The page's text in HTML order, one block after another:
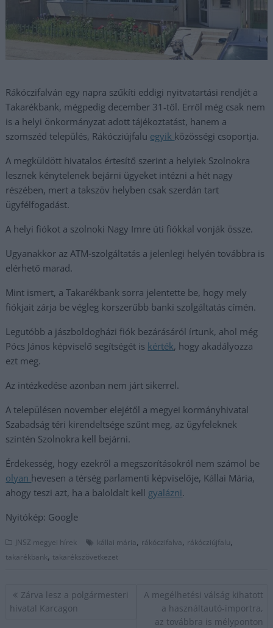
Rákóczifalván egy napra szűkíti eddigi nyitvatartási rendjét a
Takarékbank, mégpedig december 31-től. Erről még csak nem
is a helyi önkormányzat adott tájékoztatást, hanem a
szomszéd település, Rákócziújfalu egyik közösségi csoportja.
A megküldött hivatalos értesítő szerint a helyiek Szolnokra
lesznek kénytelenek bejárni ügyeket intézni a hét nagy
részében, mert a takszöv helyben csak szerdán tart
ügyfélfogadást.
A helyi fiókot a szolnoki Nagy Imre úti fiókkal vonják össze.
Ugyanakkor az ATM-szolgáltatás a jelenlegi helyén továbbra is
elérhető marad.
Mint ismert, a Takarékbank sorra jelentette be, hogy mely
fiókjait zárja be végleg korszerűbb banki szolgáltatás címén.
Legutóbb a jászboldogházi fiók bezárásáról írtunk, ahol még
Pócs János képviselő segítségét is kérték, hogy akadályozza
ezt meg.
Az intézkedése azonban nem járt sikerrel.
A településen november elejétől a megyei kormányhivatal
Szabadság téri kirendeltsége szűnt meg, az ügyfeleknek
szintén Szolnokra kell bejárni.
Érdekesség, hogy ezekről a megszorításokról nem számol be
olyan hevesen a térség parlamenti képviselője, Kállai Mária,
ahogy teszi azt, ha a baloldalt kell gyalázni.
Nyitókép: Google
JNSZ megyei hírek kállai mária, rákóczifalva, rákócziújfalu,
takarékbank, takarékszövetkezet
Bejegyzés
navigáció
Zárva lesz a polgármesteri
hivatal Karcagon
A megélhetési válság kihatott
a használtautó-importra,
az továbbra is mélyponton